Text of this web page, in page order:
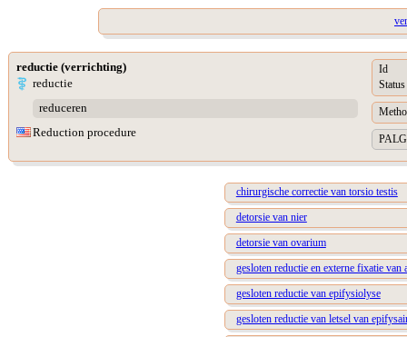
reductie (verrichting)
reductie
reduceren
Reduction procedure
Id
Status
chirurgische correctie van torsio testis
detorsie van nier
detorsie van ovarium
gesloten reductie en externe fixatie van
gesloten reductie van epifysiolyse
gesloten reductie van letsel van